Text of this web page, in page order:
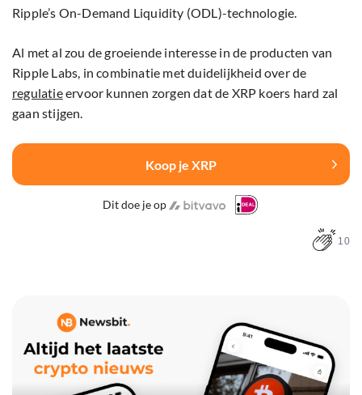
Ripple’s On-Demand Liquidity (ODL)-technologie.
Al met al zou de groeiende interesse in de producten van
Ripple Labs, in combinatie met duidelijkheid over de
regulatieervoor kunnen zorgen dat de XRP koers hard zal
gaan stijgen.
Koop je XRP
Dit doe je op
10